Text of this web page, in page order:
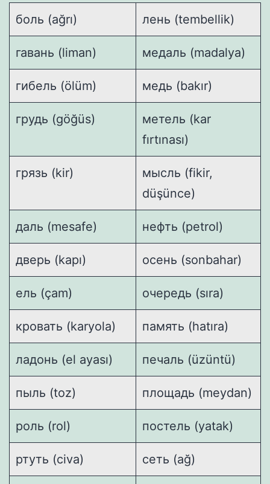
боль (ağrı)
лень (tembellik)
гавань (liman) медаль (madalya)
гибель (ölüm) медь (bakır)
грудь (göğüs)
метель (kar
fırtınası)
грязь (kir)
мысль (fikir,
düşünce)
даль (mesafe) нефть (petrol)
дверь (kapı) осень (sonbahar)
ель (çam) очередь (sıra)
кровать (karyola) память (hatıra)
ладонь (el ayası) печаль (üzüntü)
пыль (toz) площадь (meydan)
роль (rol) постель (yatak)
ртуть (civa) сеть (ağ)